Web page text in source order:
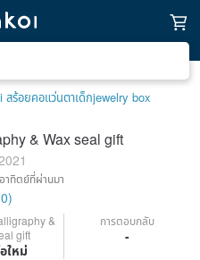
สร้อยคอแว่นตาเด็กjewelry box
& Wax seal gift
าทิตย์ที่ผ่านมา
&
gift
ใหม่
การตอบกลับ
-